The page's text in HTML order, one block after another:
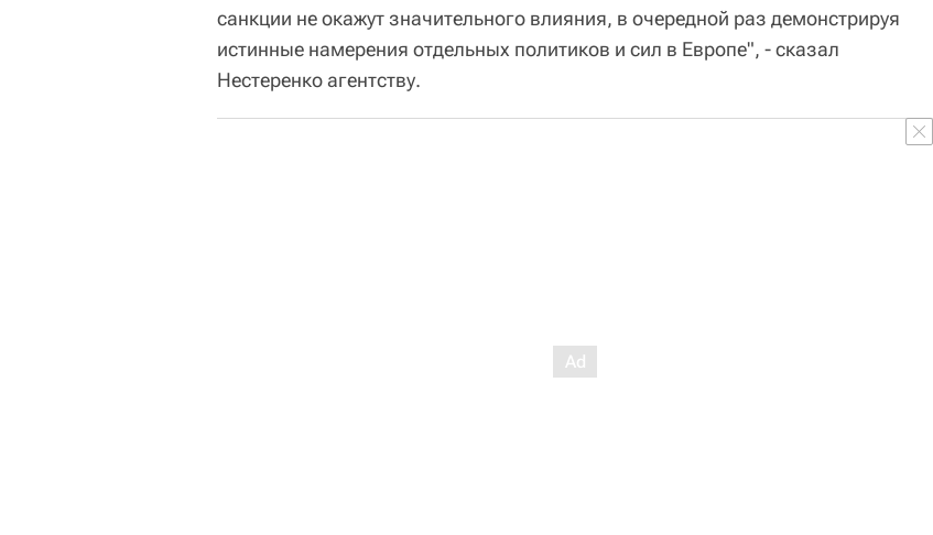
санкции не окажут значительного влияния, в очередной раз демонстрируя
истинные намерения отдельных политиков и сил в Европе", - сказал
Нестеренко агентству.